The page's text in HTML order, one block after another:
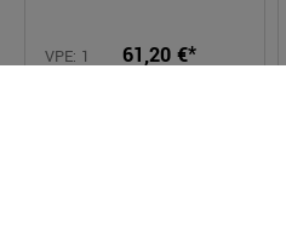
VPE: 1
61,20 €*